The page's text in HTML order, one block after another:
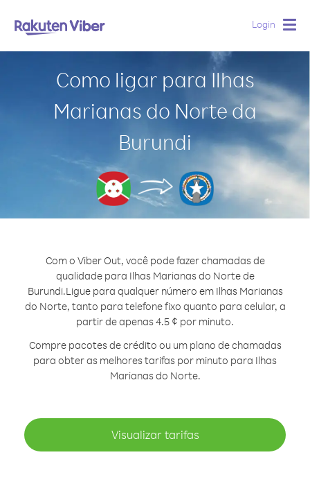
Login
Como ligar para Ilhas
Marianas do Norte da
Burundi
Com o Viber Out, você pode fazer chamadas de
qualidade para Ilhas Marianas do Norte de
Burundi.Ligue para qualquer número em Ilhas Marianas
do Norte, tanto para telefone fixo quanto para celular, a
partir de apenas 4.5 ¢ por minuto.
Compre pacotes de crédito ou um plano de chamadas
para obter as melhores tarifas por minuto para Ilhas
Marianas do Norte.
Visualizar tarifas